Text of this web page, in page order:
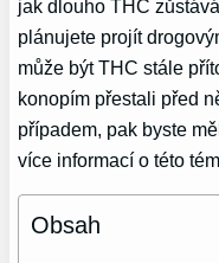
jak dlouho THC
plánujete projít
může být THC stále
konopím přestali před
případem, pak byste
více informací o této
Obsah